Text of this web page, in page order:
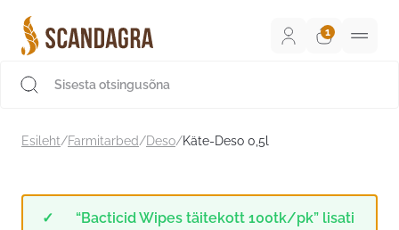
sisu
juurde
Esileht/Farmitarbed/Deso/Käte-Deso 0,5l
“Bacticid Wipes täitekott 100tk/pk” lisati